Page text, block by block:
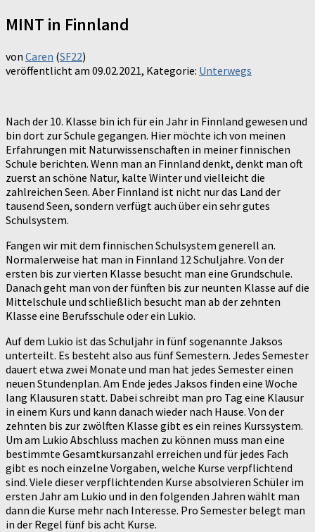
MINT in Finnland
von Caren (SF22)
veröffentlicht am 09.02.2021, Kategorie: Unterwegs
Nach der 10. Klasse bin ich für ein Jahr in Finnland gewesen und
bin dort zur Schule gegangen. Hier möchte ich von meinen
Erfahrungen mit Naturwissenschaften in meiner finnischen
Schule berichten. Wenn man an Finnland denkt, denkt man oft
zuerst an schöne Natur, kalte Winter und vielleicht die
zahlreichen Seen. Aber Finnland ist nicht nur das Land der
tausend Seen, sondern verfügt auch über ein sehr gutes
Schulsystem.
Fangen wir mit dem finnischen Schulsystem generell an.
Normalerweise hat man in Finnland 12 Schuljahre. Von der
ersten bis zur vierten Klasse besucht man eine Grundschule.
Danach geht man von der fünften bis zur neunten Klasse auf die
Mittelschule und schließlich besucht man ab der zehnten
Klasse eine Berufsschule oder ein Lukio.
Auf dem Lukio ist das Schuljahr in fünf sogenannte Jaksos
unterteilt. Es besteht also aus fünf Semestern. Jedes Semester
dauert etwa zwei Monate und man hat jedes Semester einen
neuen Stundenplan. Am Ende jedes Jaksos finden eine Woche
lang Klausuren statt. Dabei schreibt man pro Tag eine Klausur
in einem Kurs und kann danach wieder nach Hause. Von der
zehnten bis zur zwölften Klasse gibt es ein reines Kurssystem.
Um am Lukio Abschluss machen zu können muss man eine
bestimmte Gesamtkursanzahl erreichen und für jedes Fach
gibt es noch einzelne Vorgaben, welche Kurse verpflichtend
sind. Viele dieser verpflichtenden Kurse absolvieren Schüler im
ersten Jahr am Lukio und in den folgenden Jahren wählt man
dann die Kurse mehr nach Interesse. Pro Semester belegt man
in der Regel fünf bis acht Kurse.